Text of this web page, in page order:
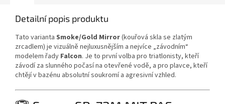
Detailní popis produktu
Tato varianta Smoke/Gold Mirror(kouřová skla se zlatým
zrcadlem) je vizuálně nejluxusnějším a nejvíce „závodním“
modelem řady Falcon. Je to první volba pro triatlonisty, kteří
závodí za slunného počasí na otevřené vodě, a pro plavce, kteří
chtějí v bazénu absolutní soukromí a agresivní vzhled.